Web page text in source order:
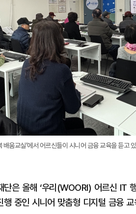
움교실’에서 어르신들이 시니어 금융 교육을 듣고
단은 올해 ‘우리(WOORI) 어르신 IT
행 중인 시니어 맞춤형 디지털 금융